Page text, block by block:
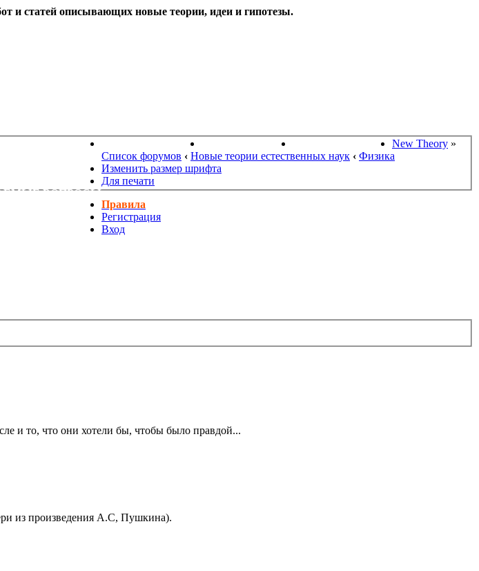
и статей описывающих новые теории, идеи и гипотезы.
ВОПРОСЫ
НОВОСТИ НАУКИ ПОИСК ТЕОРИЙ СТАРЫЙ ПОРТАЛ New Theory »
Список форумов ‹ Новые теории естественных наук ‹ Физика
Изменить размер шрифта
Для печати
Правила
Регистрация
Вход
и то, что они хотели бы, чтобы было правдой...
из произведения А.С, Пушкина).